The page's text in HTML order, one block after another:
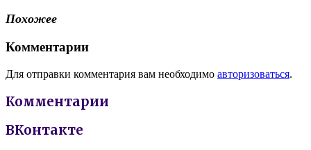
Похожее
Комментарии
Для отправки комментария вам необходимо авторизоваться.
Комментарии
ВКонтакте